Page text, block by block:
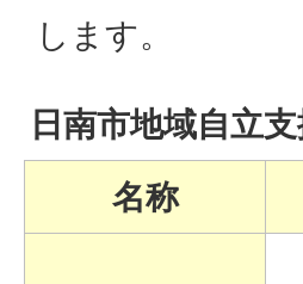
します。
日南市地域自立
名称